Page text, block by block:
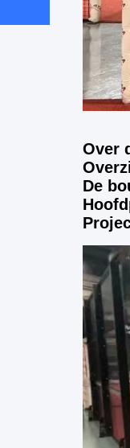
Over
De